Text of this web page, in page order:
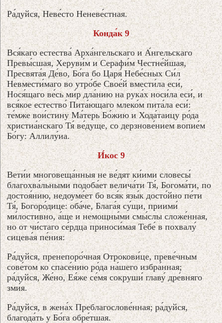
Ра́дуйся, Неве́сто Неневе́стная.
Конда́к 9
Вся́каго естества́ Арха́нгельскаго и А́нгельскаго
Превы́сшая, Херуви́м и Серафи́м Честне́йшая,
Пресвята́я Де́во, Бо́га бо Царя́ Небе́сных Си́л
Невмести́маго во утро́бе Свое́й вмести́ла еси́,
Нося́щаго ве́сь ми́р дла́нию на рука́х носи́ла еси́, и
вся́кое естество́ Пита́ющаго млеко́м пита́ла еси́:
те́мже вои́стину Ма́терь Бо́жию и Хода́таицу ро́да
христиа́нскаго Тя́ ве́дуще, со дерзнове́нием вопие́м
Бо́гу: Аллилу́иа.
И́кос 9
Вети́и многовеща́нныя не ве́дят ки́ими словесы́
благохва́льными подоба́ет велича́ти Тя́, Богома́ти, по
достоя́нию, недоуме́ет бо вся́к язы́к досто́йно пе́ти
Тя́, Богоро́дице: оба́че, Блага́я су́щи, приими́
ми́лостивно, а́ще и немощны́ми смы́слы сложе́нная,
но от чи́стаго се́рдца приноси́мая Тебе́ в похвалу́
сицева́я пе́ния:
Ра́дуйся, пренепоро́чная Отрокови́це, преве́чным
сове́том ко спасе́нию ро́да на́шего избра́нная;
ра́дуйся, Же́но, Ея́же се́мя сокруши́ главу́ дре́вняго
зми́я.
Ра́дуйся, в жена́х Преблагослове́нная; ра́дуйся,
благода́ть у Бо́га обре́тшая.